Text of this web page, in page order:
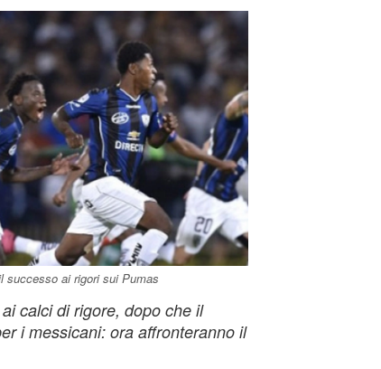
successo ai rigori sui Pumas
calci di rigore, dopo che il
i messicani: ora affronteranno il